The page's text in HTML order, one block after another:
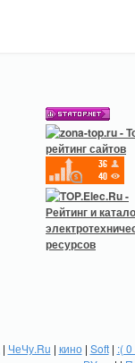
| ЧеЧу.Ru | кино| Soft| :(